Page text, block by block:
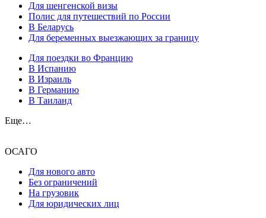
Для шенгенской визы
Полис для путешествий по России
В Беларусь
Для беременных выезжающих за границу
Для поездки во Францию
В Испанию
В Израиль
В Германию
В Таиланд
Еще…
ОСАГО
Для нового авто
Без ограничений
На грузовик
Для юридических лиц